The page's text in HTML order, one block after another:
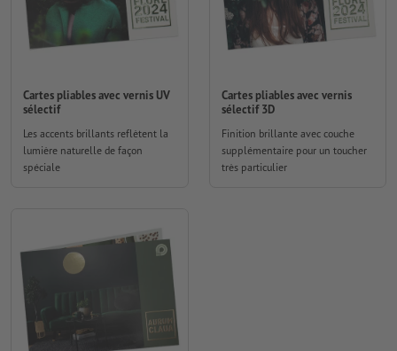
Cartes pliables avec vernis UV
sélectif
Les accents brillants reflètent la
lumière naturelle de façon
spéciale
Cartes pliables avec vernis
sélectif 3D
Finition brillante avec couche
supplémentaire pour un toucher
très particulier